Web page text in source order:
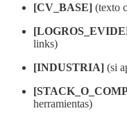
[CV_BASE] (texto
links)
[INDUSTRIA] (si
herramientas)